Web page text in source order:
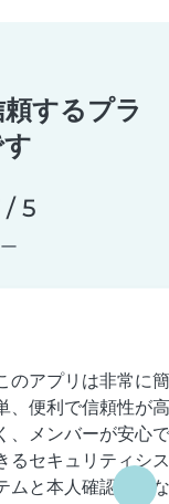
するプラ
/ 5
のアプリは非常に簡
、便利で信頼性が高
、メンバーが安心で
るセキュリティシス
ムと本人確認を行な